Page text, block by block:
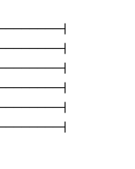
|
|
|
|
|
|